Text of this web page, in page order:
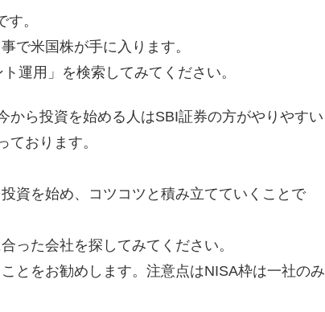
。
で米国株が手に入ります。
運用」を検索してみてください。
ら投資を始める人はSBI証券の方がやりやすい
おります。
資を始め、コツコツと積み立てていくことで
った会社を探してみてください。
とをお勧めします。注意点はNISA枠は一社のみ